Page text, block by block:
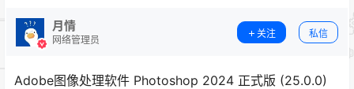
月情
网络管理员
关注 私信
Adobe图像处理软件 Photoshop 2024 正式版 (25.0.0)